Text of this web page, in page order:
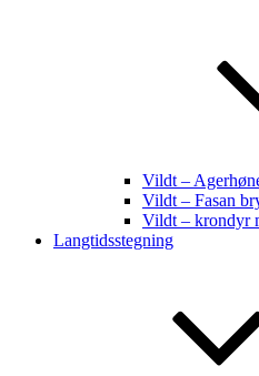
Vildt –
Vildt – Fasan
Vildt – krondyr
Langtidsstegning